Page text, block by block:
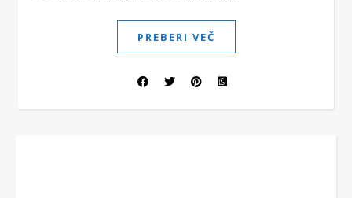
PREBERI VEČ